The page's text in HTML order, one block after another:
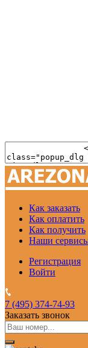
Как заказать
Как оплатить
Как получить
Наши
Регистрация
Войти
7 (495) 374-74-93
Заказать звонок